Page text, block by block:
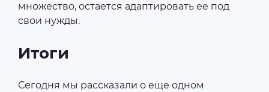
множество, остается адаптировать ее под
свои нужды.
Итоги
Сегодня мы рассказали о еще одном